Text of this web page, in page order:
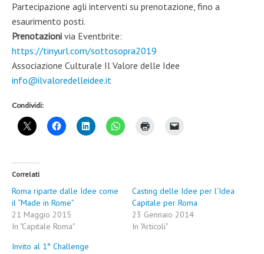
Partecipazione agli interventi su prenotazione, fino a
esaurimento posti.
Prenotazioni via Eventbrite:
https://tinyurl.com/sottosopra2019
Associazione Culturale Il Valore delle Idee
info@ilvaloredelleidee.it
Condividi:
Correlati
Roma riparte dalle Idee come
il “Made in Rome”
21 Maggio 2015
In "Capitale Roma"
Casting delle Idee per l’Idea
Capitale per Roma
23 Gennaio 2014
In "Articoli"
Invito al 1° Challenge